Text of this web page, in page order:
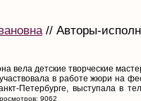
// Авторы-
вела детские творческие
в работе жюри на
Петербурге, выступала в
9062